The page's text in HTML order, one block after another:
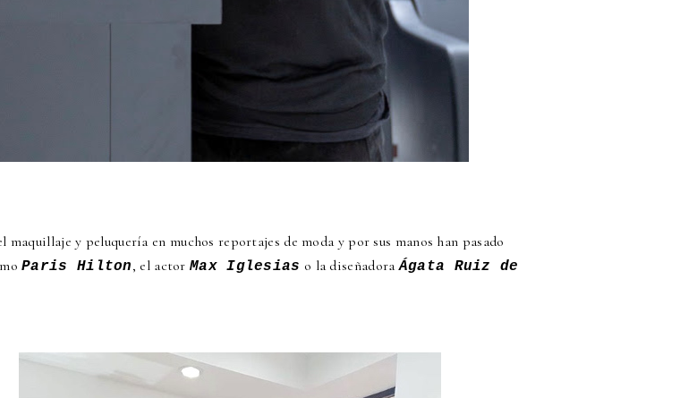
maquillaje y peluquería en muchos reportajes de moda y por sus manos han pasado
Paris Hilton, el actorMax Iglesias o la diseñadoraÁgata Ruiz de